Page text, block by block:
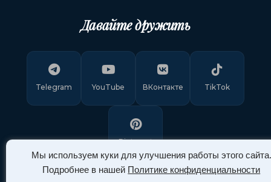
Мы используем куки для улучшения работы этого сайта.
Подробнее в нашей Политике конфиденциальности
Давайте дружить
Telegram YouTube ВКонтакте TikTok
Pinterest